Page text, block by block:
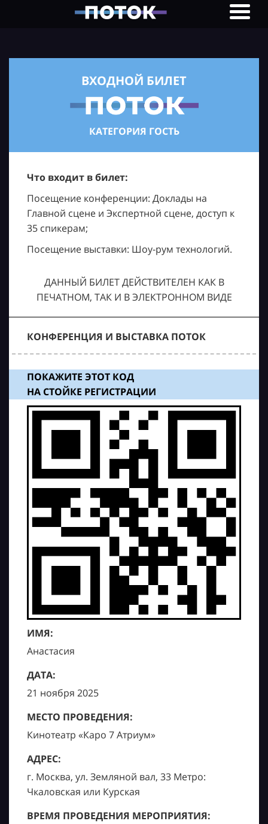
ВХОДНОЙ БИЛЕТ
КАТЕГОРИЯ ГОСТЬ
Что входит в билет:
Посещение конференции: Доклады на
Главной сцене и Экспертной сцене, доступ к
35 спикерам;
Посещение выставки: Шоу-рум технологий.
ДАННЫЙ БИЛЕТ ДЕЙСТВИТЕЛЕН КАК В
ПЕЧАТНОМ, ТАК И В ЭЛЕКТРОННОМ ВИДЕ
КОНФЕРЕНЦИЯ И ВЫСТАВКА ПОТОК
ПОКАЖИТЕ ЭТОТ КОД
НА СТОЙКЕ РЕГИСТРАЦИИ
ИМЯ:
Анастасия
ДАТА:
21 ноября 2025
МЕСТО ПРОВЕДЕНИЯ:
Кинотеатр «Каро 7 Атриум»
АДРЕС:
г. Москва, ул. Земляной вал, 33 Метро:
Чкаловская или Курская
ВРЕМЯ ПРОВЕДЕНИЯ МЕРОПРИЯТИЯ: